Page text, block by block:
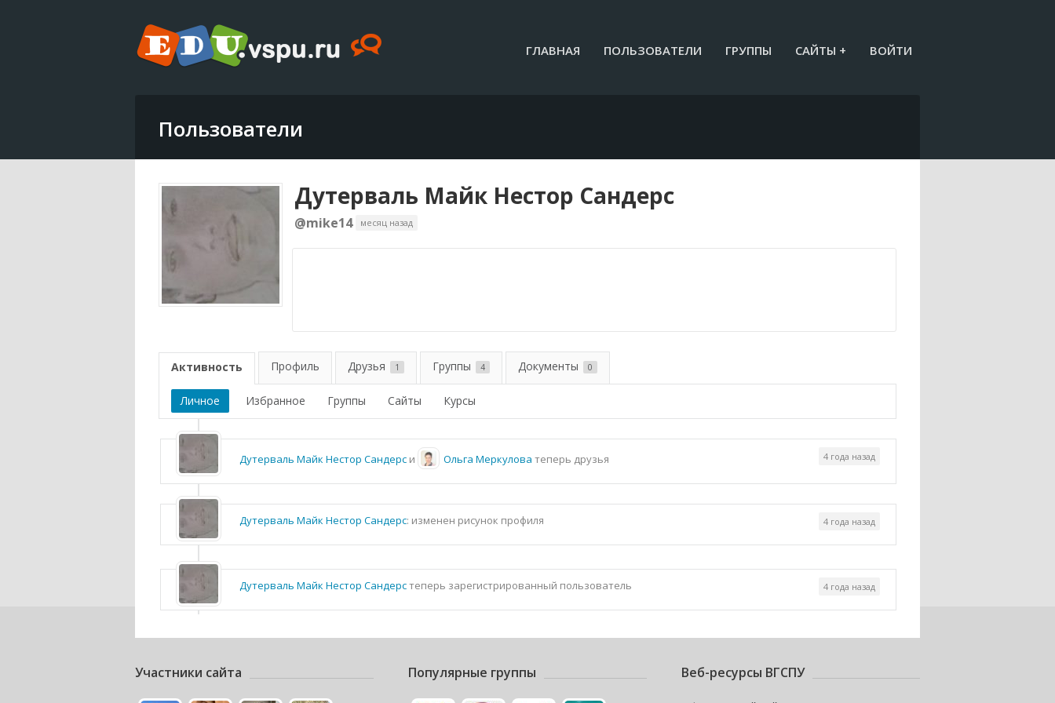
ГЛАВНАЯ ПОЛЬЗОВАТЕЛИ ГРУППЫ САЙТЫ + ВОЙТИ
Пользователи
Дутерваль Майк Нестор Сандерс
@mike14 месяц назад
Активность Профиль Друзья 1 Группы 4 Документы 0
Личное Избранное Группы Сайты Курсы
Дутерваль Майк Нестор Сандерс и Ольга Меркулова теперь друзья 4 года назад
Дутерваль Майк Нестор Сандерс: изменен рисунок профиля 4 года назад
Дутерваль Майк Нестор Сандерстеперь зарегистрированный пользователь 4 года назад
Участники сайта Популярные группы Веб-ресурсы ВГСПУ